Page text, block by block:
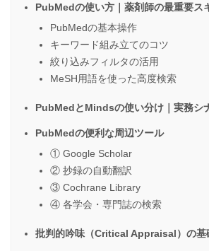
PubMedの使い方｜薬剤師の最重要ス
PubMedの基本操作
キーワード組み立てのコツ
絞り込みフィルタの活用
MeSH用語を使った高度検索
PubMedとMindsの使い分け｜実務シ
PubMedの便利な周辺ツール
① Google Scholar
② 抄録の自動翻訳
③ Cochrane Library
④ 各学会・専門誌の検索
批判的吟味（Critical Appraisal）の基